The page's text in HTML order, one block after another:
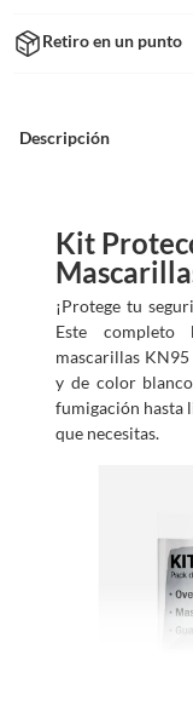
Retiro en un punto
Descripción
Kit
¡Protege tu
Este completo
mascarillas
y de color
fumigación hasta
que necesitas.